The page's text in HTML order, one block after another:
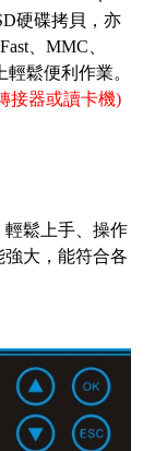
硬碟拷貝，亦
、MMC、
鬆便利作業。
接器或讀卡機)
鬆上手、操作
大，能符合各